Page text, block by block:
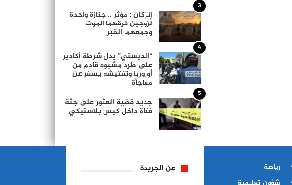
3
إنزكان : مؤثر .. جنازة واحدة
لزوجين فرقهما الموت
وجمعهما القبر
4
“الديستي” يدل شرطة أكادير
على طرد مشبوه قادم من
أوروربا وتفتيشه يسفر عن
مفاجأة
5
جديد قضية العثور على جثة
فتاة داخل كيس بلاستيكي
رياضة
شؤون تعليمية
عن الجريدة